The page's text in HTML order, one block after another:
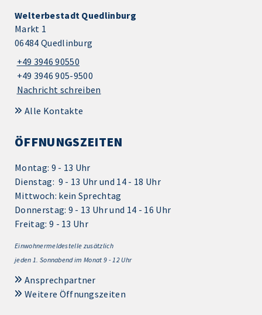
Welterbestadt Quedlinburg
Markt 1
06484 Quedlinburg
+49 3946 90550
+49 3946 905-9500
Nachricht schreiben
Alle Kontakte
ÖFFNUNGSZEITEN
Montag: 9 - 13 Uhr
Dienstag: 9 - 13 Uhr und 14 - 18 Uhr
Mittwoch: kein Sprechtag
Donnerstag: 9 - 13 Uhr und 14 - 16 Uhr
Freitag: 9 - 13 Uhr
Einwohnermeldestelle zusätzlich
jeden 1. Sonnabend im Monat 9 - 12 Uhr
Ansprechpartner
Weitere Öffnungszeiten